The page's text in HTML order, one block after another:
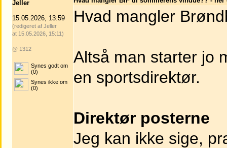
Jeller
15.05.2026, 13:59
(redigeret af Jeller
at 15.05.2026, 15:11)
@ 1312
Synes godt om
(0)
Synes ikke om
(0)
Hvad mangler
Altså man starter jo
en sportsdirektør.
Direktør posterne
Jeg kan ikke sige,